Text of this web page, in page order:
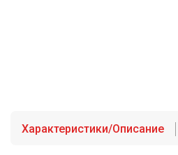
Характеристики/Описание